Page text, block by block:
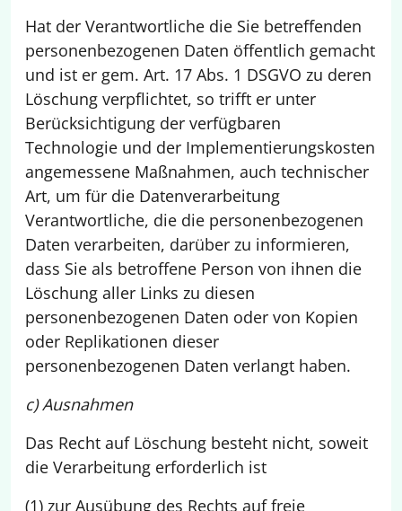
Hat der Verantwortliche die Sie betreffenden
personenbezogenen Daten öffentlich gemacht
und ist er gem. Art. 17 Abs. 1 DSGVO zu deren
Löschung verpflichtet, so trifft er unter
Berücksichtigung der verfügbaren
Technologie und der Implementierungskosten
angemessene Maßnahmen, auch technischer
Art, um für die Datenverarbeitung
Verantwortliche, die die personenbezogenen
Daten verarbeiten, darüber zu informieren,
dass Sie als betroffene Person von ihnen die
Löschung aller Links zu diesen
personenbezogenen Daten oder von Kopien
oder Replikationen dieser
personenbezogenen Daten verlangt haben.
c) Ausnahmen
Das Recht auf Löschung besteht nicht, soweit
die Verarbeitung erforderlich ist
(1) zur Ausübung des Rechts auf freie